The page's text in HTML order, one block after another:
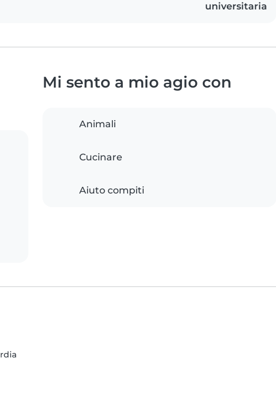
universitaria
Mi sento a mio agio con
Animali
Cucinare
Aiuto compiti